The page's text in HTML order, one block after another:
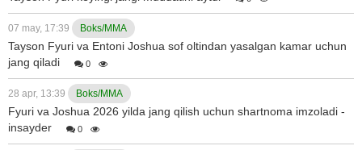
07 may, 17:39 Boks/MMA
Tayson Fyuri va Entoni Joshua sof oltindan yasalgan kamar uchun
jang qiladi
0
28 apr, 13:39 Boks/MMA
Fyuri va Joshua 2026 yilda jang qilish uchun shartnoma imzoladi -
insayder
0